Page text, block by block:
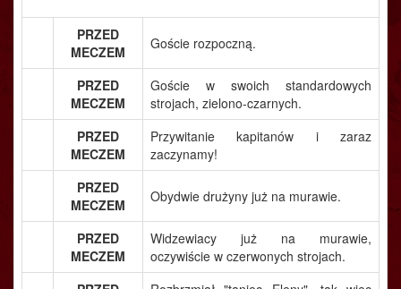
PRZED
MECZEM
Goście rozpoczną.
PRZED
MECZEM
Goście w swoich standardowych
strojach, zielono-czarnych.
PRZED
MECZEM
Przywitanie kapitanów i zaraz
zaczynamy!
PRZED
MECZEM
Obydwie drużyny już na murawie.
PRZED
MECZEM
Widzewiacy już na murawie,
oczywiście w czerwonych strojach.